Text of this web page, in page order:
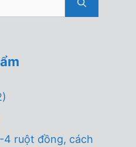
4 ruột đồng, cách